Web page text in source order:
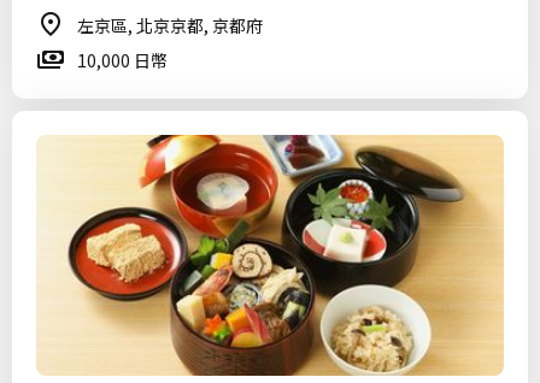
左京區, 北京京都, 京都府
10,000 日幣